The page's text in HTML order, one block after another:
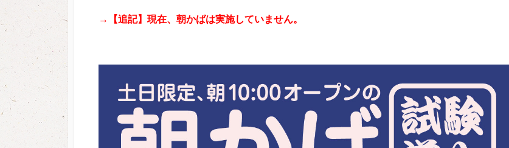
→【追記】現在、朝かばは実施していません。